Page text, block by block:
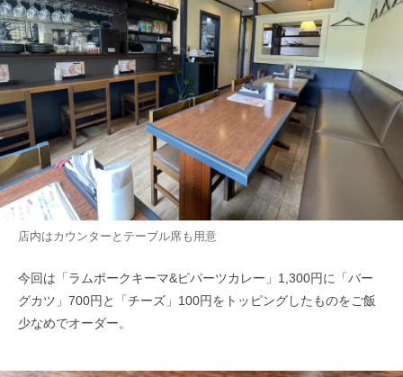
店内はカウンターとテーブル席も用意
今回は「ラムポークキーマ&ピパーツカレー」1,300円に「バー
グカツ」700円と「チーズ」100円をトッピングしたものをご飯
少なめでオーダー。